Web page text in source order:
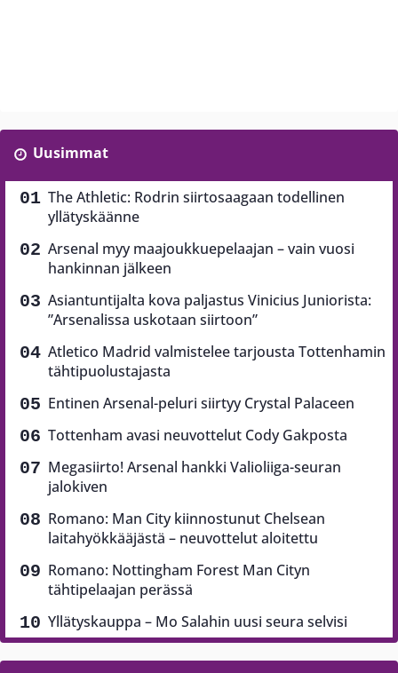
Uusimmat
The Athletic: Rodrin siirtosaagaan todellinen
yllätyskäänne
Arsenal myy maajoukkuepelaajan – vain vuosi
hankinnan jälkeen
Asiantuntijalta kova paljastus Vinicius Juniorista:
”Arsenalissa uskotaan siirtoon”
Atletico Madrid valmistelee tarjousta Tottenhamin
tähtipuolustajasta
Entinen Arsenal-peluri siirtyy Crystal Palaceen
Tottenham avasi neuvottelut Cody Gakposta
Megasiirto! Arsenal hankki Valioliiga-seuran
jalokiven
Romano: Man City kiinnostunut Chelsean
laitahyökkääjästä – neuvottelut aloitettu
Romano: Nottingham Forest Man Cityn
tähtipelaajan perässä
Yllätyskauppa – Mo Salahin uusi seura selvisi